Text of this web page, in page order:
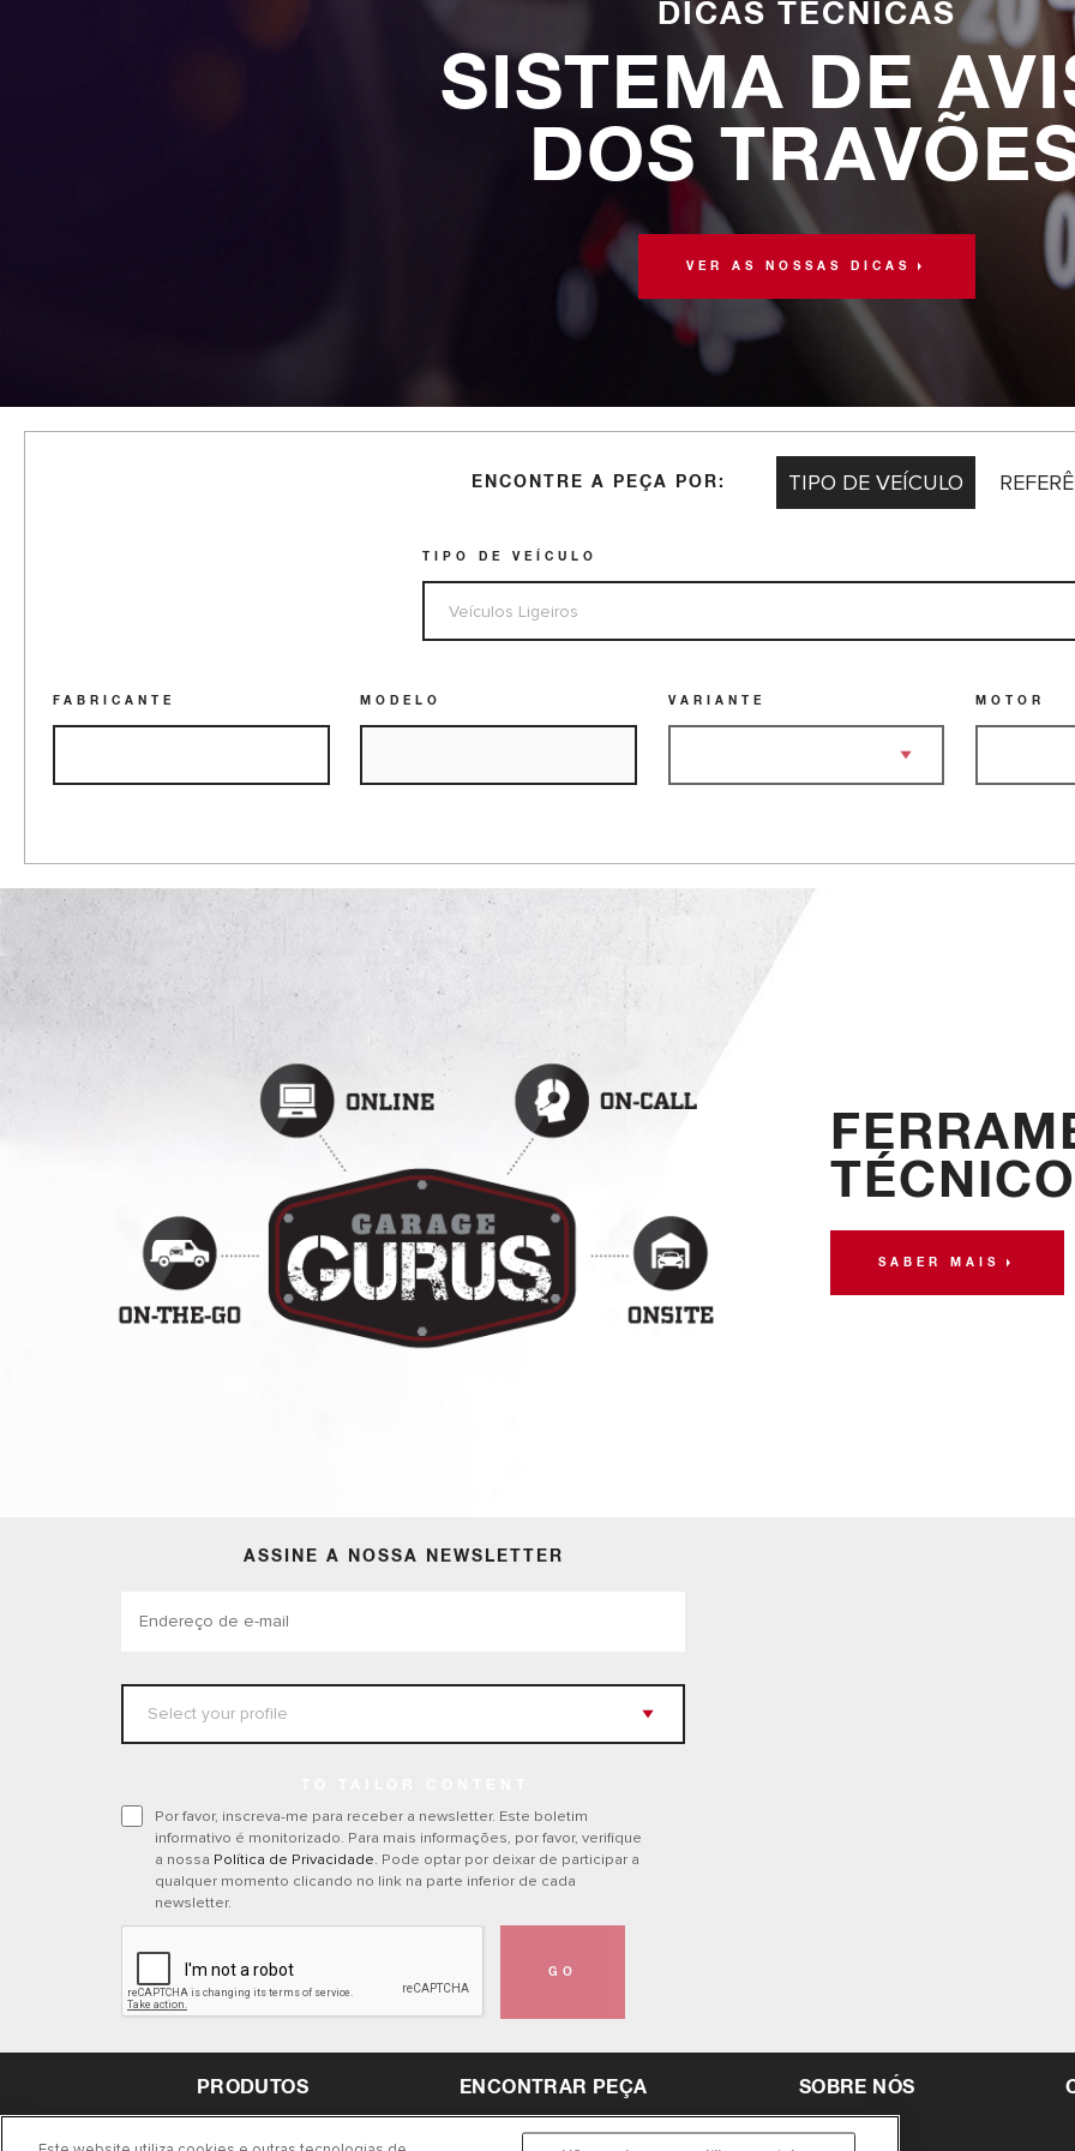
DICAS TÉCNICAS
SISTEMA DE
DOS
VER AS NOSSAS DICAS
ENCONTRE A PEÇA POR: TIPO DE VEÍCULO
TIPO DE VEÍCULO
FABRICANTE MODELO VARIANTE MOTOR
SABER MAIS
ASSINE A NOSSA NEWSLETTER
Por favor, inscreva-me para receber a newsletter. Este boletim
informativo é monitorizado. Para mais informações, por favor, verifique
a nossa Política de Privacidade. Pode optar por deixar de participar a
qualquer momento clicando no link na parte inferior de cada
newsletter.
GO
PRODUTOS ENCONTRAR PEÇA SOBRE NÓS